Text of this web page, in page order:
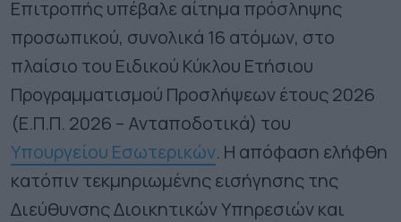
Επιτροπής υπέβαλε αίτημα πρόσληψης
προσωπικού, συνολικά 16 ατόμων, στο
πλαίσιο του Ειδικού Κύκλου Ετήσιου
Προγραμματισμού Προσλήψεων έτους 2026
(Ε.Π.Π. 2026 – Ανταποδοτικά) του
Υπουργείου Εσωτερικών. Η απόφαση ελήφθη
κατόπιν τεκμηριωμένης εισήγησης της
Διεύθυνσης Διοικητικών Υπηρεσιών και